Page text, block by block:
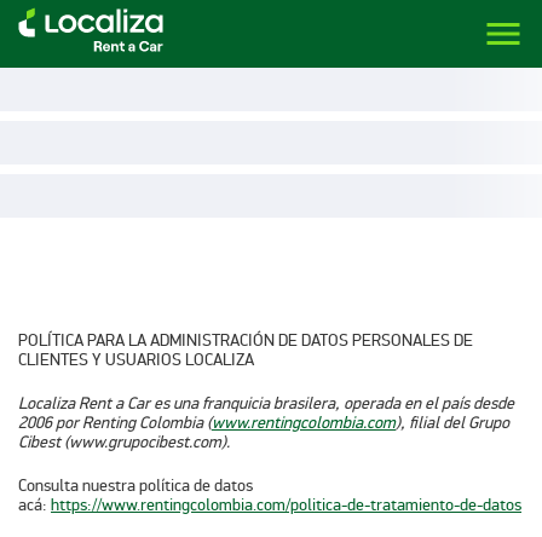
LOCALIZA ALQUILER DE VEHÍCULOS | LOCALIZA menu
POLÍTICA PARA LA ADMINISTRACIÓN DE DATOS PERSONALES DE
CLIENTES Y USUARIOS LOCALIZA
Localiza Rent a Car es una franquicia brasilera, operada en el país desde
2006 por Renting Colombia (www.rentingcolombia.com​​), filial del Grupo
Cibest (www.grupocibest.com).
Consulta nuestra política de datos
acá: https://www.rentingcolombia.com/politica-de-tratamiento-de-datos